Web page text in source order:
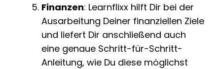
Finanzen: Learnflixx hilft Dir bei der
Ausarbeitung Deiner finanziellen Ziele
und liefert Dir anschließend auch
eine genaue Schritt-für-Schritt-
Anleitung, wie Du diese möglichst